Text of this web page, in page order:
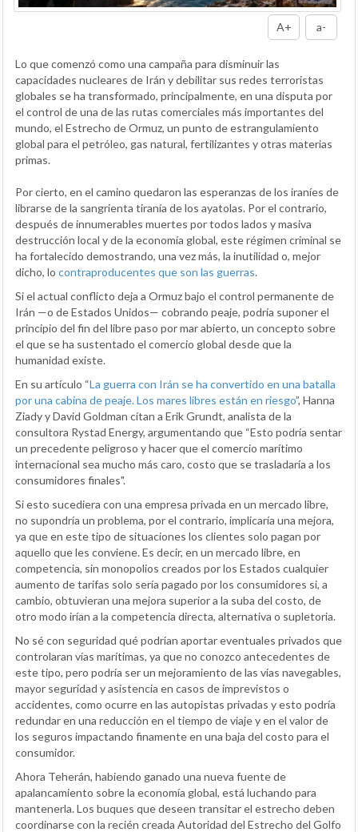
A+ a-
Lo que comenzó como una campaña para disminuir las
capacidades nucleares de Irán y debilitar sus redes terroristas
globales se ha transformado, principalmente, en una disputa por
el control de una de las rutas comerciales más importantes del
mundo, el Estrecho de Ormuz, un punto de estrangulamiento
global para el petróleo, gas natural, fertilizantes y otras materias
primas.
Por cierto, en el camino quedaron las esperanzas de los iraníes de
librarse de la sangrienta tiranía de los ayatolas. Por el contrario,
después de innumerables muertes por todos lados y masiva
destrucción local y de la economía global, este régimen criminal se
ha fortalecido demostrando, una vez más, la inutilidad o, mejor
dicho, lo contraproducentes que son las guerras.
Si el actual conflicto deja a Ormuz bajo el control permanente de
Irán —o de Estados Unidos— cobrando peaje, podría suponer el
principio del fin del libre paso por mar abierto, un concepto sobre
el que se ha sustentado el comercio global desde que la
humanidad existe.
En su artículo “La guerra con Irán se ha convertido en una batalla
por una cabina de peaje. Los mares libres están en riesgo”, Hanna
Ziady y David Goldman citan a Erik Grundt, analista de la
consultora Rystad Energy, argumentando que “Esto podría sentar
un precedente peligroso y hacer que el comercio marítimo
internacional sea mucho más caro, costo que se trasladaría a los
consumidores finales".
Si esto sucediera con una empresa privada en un mercado libre,
no supondría un problema, por el contrario, implicaría una mejora,
ya que en este tipo de situaciones los clientes solo pagan por
aquello que les conviene. Es decir, en un mercado libre, en
competencia, sin monopolios creados por los Estados cualquier
aumento de tarifas solo sería pagado por los consumidores si, a
cambio, obtuvieran una mejora superior a la suba del costo, de
otro modo irían a la competencia directa, alternativa o supletoria.
No sé con seguridad qué podrían aportar eventuales privados que
controlaran vías marítimas, ya que no conozco antecedentes de
este tipo, pero podría ser un mejoramiento de las vías navegables,
mayor seguridad y asistencia en casos de imprevistos o
accidentes, como ocurre en las autopistas privadas y esto podría
redundar en una reducción en el tiempo de viaje y en el valor de
los seguros impactando finamente en una baja del costo para el
consumidor.
Ahora Teherán, habiendo ganado una nueva fuente de
apalancamiento sobre la economía global, está luchando para
mantenerla. Los buques que deseen transitar el estrecho deben
coordinarse con la recién creada Autoridad del Estrecho del Golfo